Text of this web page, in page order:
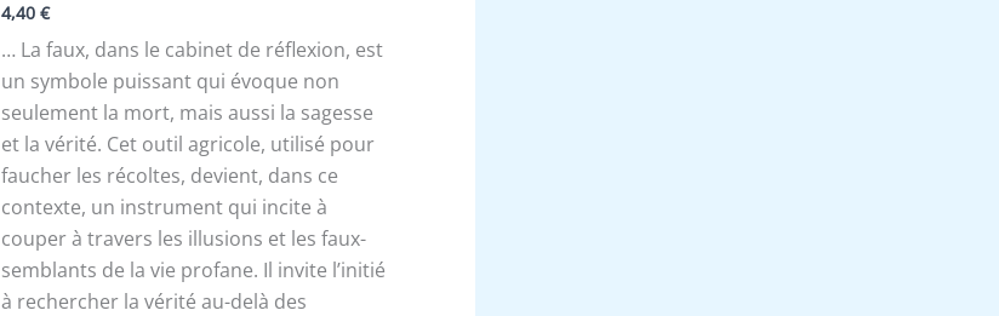
4,40€
… La faux, dans le cabinet de réflexion, est
un symbole puissant qui évoque non
seulement la mort, mais aussi la sagesse
et la vérité. Cet outil agricole, utilisé pour
faucher les récoltes, devient, dans ce
contexte, un instrument qui incite à
couper à travers les illusions et les faux-
semblants de la vie profane. Il invite l’initié
à rechercher la vérité au-delà des